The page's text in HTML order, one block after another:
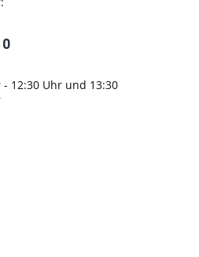
- 12:30 Uhr und 13:30